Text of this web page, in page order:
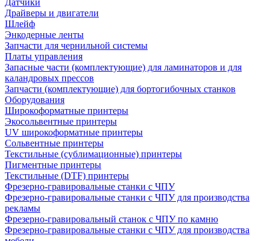
Драйверы и двигатели
Шлейф
Энкодерные ленты
Запчасти для чернильной системы
Платы управления
Запасные части (комплектующие) для ламинаторов и для
каландровых прессов
Запчасти (комплектующие) для бортогибочных станков
Оборудования
Широкоформатные принтеры
Экосольвентные принтеры
UV широкоформатные принтеры
Сольвентные принтеры
Текстильные (сублимационные) принтеры
Пигментные принтеры
Текстильные (DTF) принтеры
Фрезерно-гравировальные станки с ЧПУ
Фрезерно-гравировальные станки с ЧПУ для производства
рекламы
Фрезерно-гравировальный станок с ЧПУ по камню
Фрезерно-гравировальные станки с ЧПУ для производства